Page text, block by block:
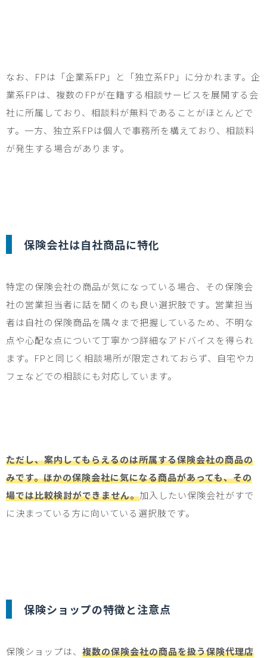
なお、 FPは「企業系FP 」と「独立系FP 」に分かれます。企
業系FPは、複数の FPが在籍する相談サービスを展開する会
社に所属しており、相談料が無料であることがほとんどで
す。一方、独立系FPは個人で事務所を構えており、相談料
が発生する場合があります。
保険会社は自社商品に特化
特定の保険会社の商品が気になっている場合、その保険会
社の営業担当者に話を聞くのも良い選択肢です。営業担当
者は自社の保険商品を隅々まで把握しているため、不明な
点や心配な点について丁寧かつ詳細なアドバイスを得られ
ます。 FP と同じく相談場所が限定されておらず、自宅やカ
フェなどでの相談にも対応しています。
ただし、案内してもらえるのは所属する保険会社の商品の
みです。ほかの保険会社に気になる商品があっても、その
場では比較検討ができません。加入したい保険会社がすで
に決まっている方に向いている選択肢です。
保険ショップの特徴と注意点
保険ショップは、 複数の保険会社の商品を扱う保険代理店